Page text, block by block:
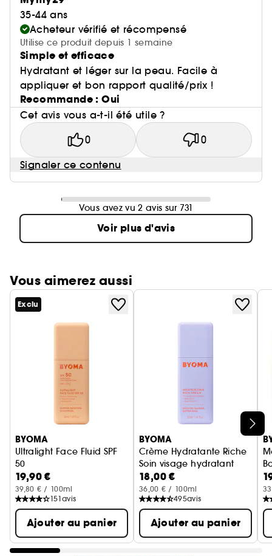
35-44 ans
Acheteur vérifié et récompensé
Utilise ce produit depuis 1 semaine
Simple et efficace
Hydratant et léger sur la peau. Facile à
appliquer et bon rapport qualité/prix !
Recommande : Oui
Cet avis vous a-t-il été utile ?
0 0
Signaler ce contenu
Vous avez vu 2 avis sur 731
Voir plus d'avis
Vous aimerez aussi
Ignorer le carrousel produits
Exclu
BYOMA
Ultralight Face Fluid SPF
50
Protection Solaire
19,90 €
39,80 € / 100ml
151avis
Ajouter au panier
BYOMA
Crème Hydratante Riche
Soin visage hydratant
18,00 €
36,00 € / 100ml
495avis
Ajouter au panier